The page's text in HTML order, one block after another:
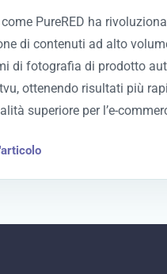
PureRED ha
di contenuti ad alto
di fotografia di prodotto
ottenendo risultati più
superiore per l’e-